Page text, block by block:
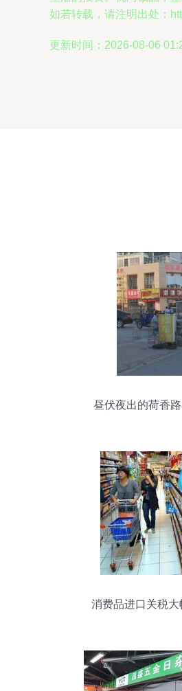
如若转载，请注明出处：
更新时间：2026-08-06
昼伏夜出的荷香
消费品进口关税